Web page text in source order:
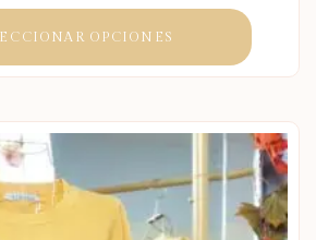
OPCIONES